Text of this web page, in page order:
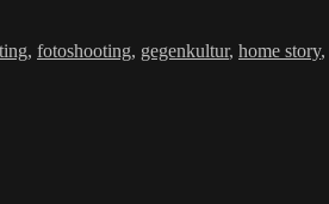
, fotoshooting, gegenkultur, home story,